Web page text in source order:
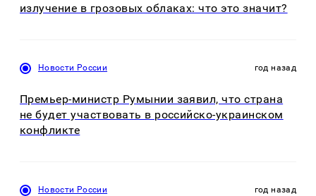
излучение в грозовых облаках: что это значит?
Новости России год назад
Премьер-министр Румынии заявил, что страна
не будет участвовать в российско-украинском
конфликте
Новости России год назад